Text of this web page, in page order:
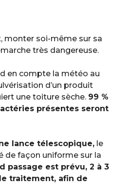
monter soi-même sur sa
très dangereuse.
en compte la météo au
d’un produit
une toiture sèche. 99 %
présentes seront
lance télescopique, le
de façon uniforme sur la
passage est prévu, 2 à 3
traitement, afin de